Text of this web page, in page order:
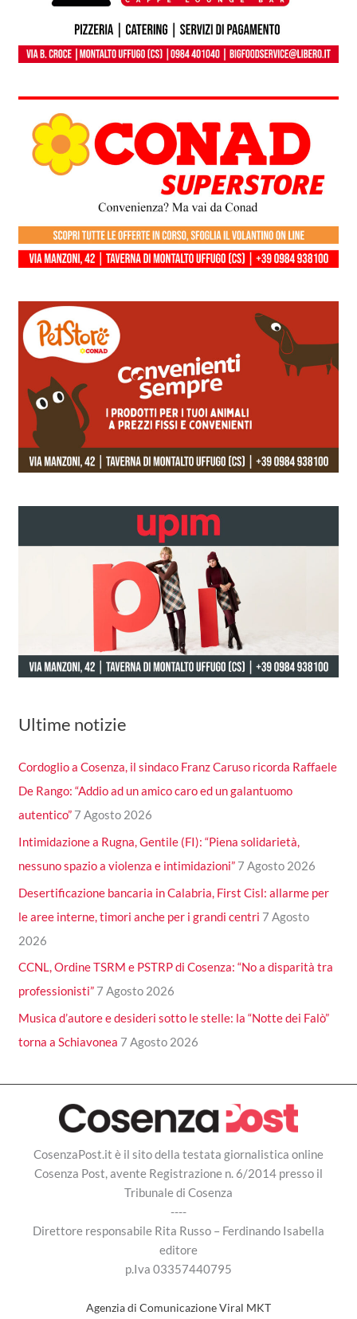
Ultime notizie
Cordoglio a Cosenza, il sindaco Franz Caruso ricorda Raffaele
De Rango: “Addio ad un amico caro ed un galantuomo
autentico” 7 Agosto 2026
Intimidazione a Rugna, Gentile (FI): “Piena solidarietà,
nessuno spazio a violenza e intimidazioni” 7 Agosto 2026
Desertificazione bancaria in Calabria, First Cisl: allarme per
le aree interne, timori anche per i grandi centri 7 Agosto
2026
CCNL, Ordine TSRM e PSTRP di Cosenza: “No a disparità tra
professionisti” 7 Agosto 2026
Musica d’autore e desideri sotto le stelle: la “Notte dei Falò”
torna a Schiavonea 7 Agosto 2026
CosenzaPost.it è il sito della testata giornalistica online
Cosenza Post, avente Registrazione n. 6/2014 presso il
Tribunale di Cosenza
----
Direttore responsabile Rita Russo – Ferdinando Isabella
editore
p.Iva 03357440795
Agenzia di Comunicazione Viral MKT